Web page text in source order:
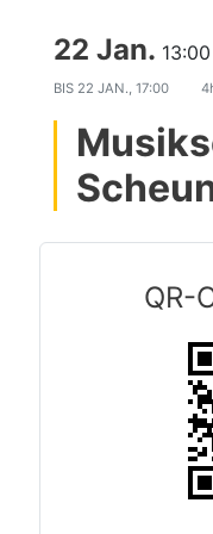
22 Jan. 13:00
BIS 22 JAN., 17:00
QR-